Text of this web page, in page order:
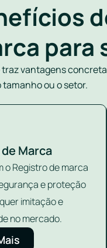
para
vantagens
ou o setor.
Marca
o Registro de marca
e proteção
imitação e
no mercado.